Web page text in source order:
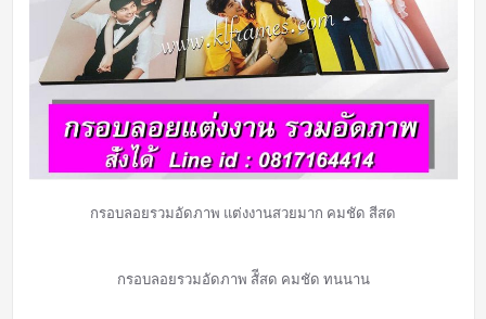
กรอบลอยรวมอัดภาพ แต่งงานสวยมาก คมชัด สีสด
กรอบลอยรวมอัดภาพ สัีสด คมชัด ทนนาน